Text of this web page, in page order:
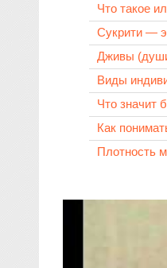
Что такое
Сукрити —
Дживы
Виды
Что значит
Как
Плотность